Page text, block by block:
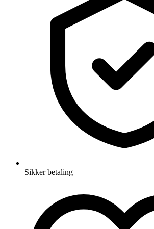
Sikker betaling